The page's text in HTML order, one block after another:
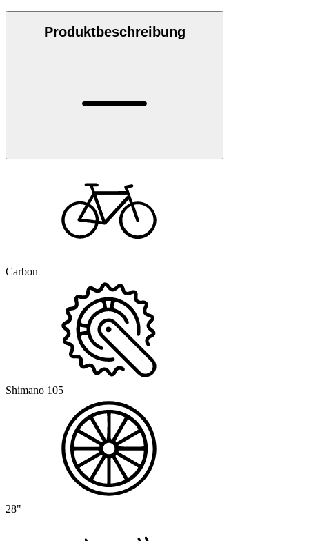
Produktbeschreibung
Carbon
Shimano 105
28"